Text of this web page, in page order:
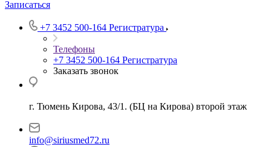
Записаться
+7 3452 500-164 Регистратура
Телефоны
+7 3452 500-164 Регистратура
Заказать звонок
г. Тюмень Кирова, 43/1. (БЦ на Кирова) второй этаж
info@siriusmed72.ru